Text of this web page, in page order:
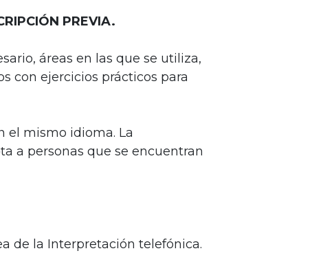
PREVIA.
áreas en las que se utiliza,
con ejercicios prácticos para
el mismo idioma. La
a personas que se encuentran
de la Interpretación telefónica.